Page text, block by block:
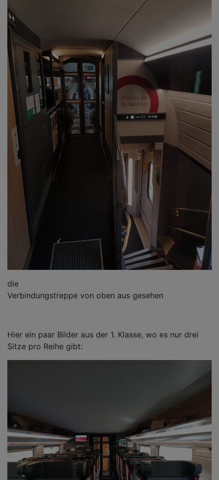
die
Verbindungstreppe von oben aus gesehen
Hier ein paar Bilder aus der 1. Klasse, wo es nur drei
Sitze pro Reihe gibt: